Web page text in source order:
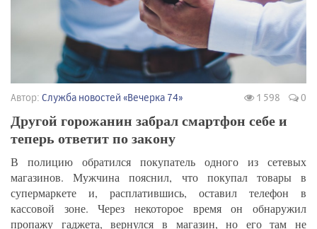
Автор: Служба новостей «Вечерка 74» 1 598 0
Другой горожанин забрал смартфон себе и
теперь ответит по закону
В полицию обратился покупатель одного из сетевых
магазинов. Мужчина пояснил, что покупал товары в
супермаркете и, расплатившись, оставил телефон в
кассовой зоне. Через некоторое время он обнаружил
пропажу гаджета, вернулся в магазин, но его там не